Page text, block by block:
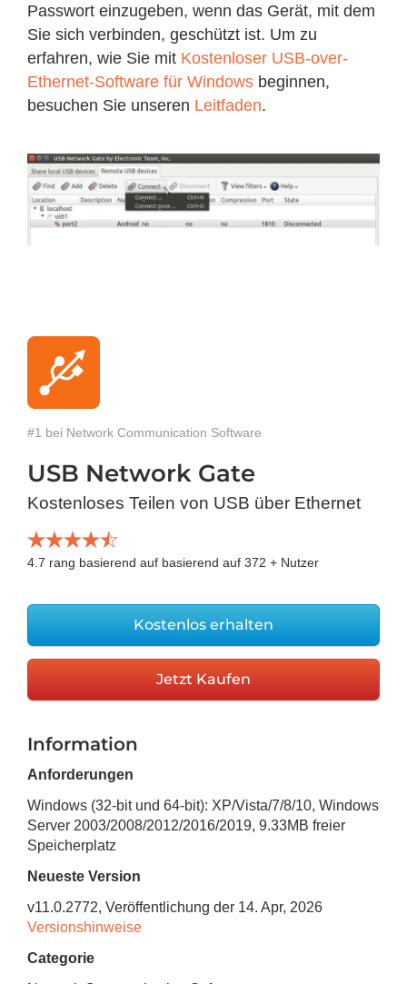
Passwort einzugeben, wenn das Gerät, mit dem
Sie sich verbinden, geschützt ist. Um zu
erfahren, wie Sie mit Kostenloser USB-over-
Ethernet-Software für Windows beginnen,
besuchen Sie unseren Leitfaden.
#1 bei Network Communication Software
USB Network Gate
Kostenloses Teilen von USB über Ethernet
4.7 rang basierend auf basierend auf 372 + Nutzer
Kostenlos erhalten
Jetzt Kaufen
Information
Anforderungen
Windows (32-bit und 64-bit): XP/Vista/7/8/10, Windows
Server 2003/2008/2012/2016/2019, 9.33MB freier
Speicherplatz
Neueste Version
v11.0.2772, Veröffentlichung der 14. Apr, 2026
Versionshinweise
Categorie